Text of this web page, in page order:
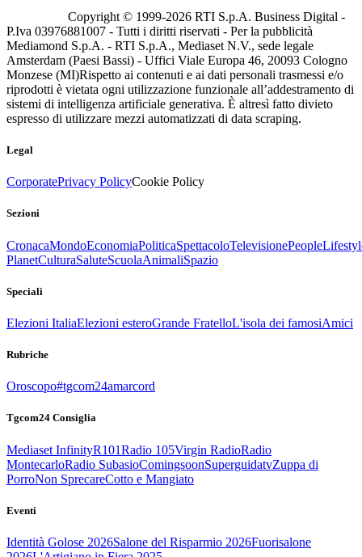
Copyright © 1999-2026 RTI S.p.A. Business Digital -
P.Iva 03976881007 - Tutti i diritti riservati - Per la pubblicità
Mediamond S.p.A. - RTI S.p.A., Mediaset N.V., sede legale
Amsterdam (Paesi Bassi) - Uffici Viale Europa 46, 20093 Cologno
Monzese (MI)Rispetto ai contenuti e ai dati personali trasmessi e/o
riprodotti è vietata ogni utilizzazione funzionale all’addestramento di
sistemi di intelligenza artificiale generativa. È altresì fatto divieto
espresso di utilizzare mezzi automatizzati di data scraping.
Legal
CorporatePrivacy PolicyCookie Policy
Sezioni
CronacaMondoEconomiaPoliticaSpettacoloTelevisionePeople
PlanetCulturaSaluteScuolaAnimaliSpazio
Speciali
Elezioni ItaliaElezioni esteroGrande FratelloL'isola dei famosiAmici
Rubriche
Oroscopo#tgcom24amarcord
Tgcom24 Consiglia
Mediaset InfinityR101Radio 105Virgin RadioRadio
MontecarloRadio SubasioComingsoonSuperguidatvZuppa di
PorroNon SprecareCotto e Mangiato
Eventi
Identità Golose 2026Salone del Risparmio 2026Fuorisalone